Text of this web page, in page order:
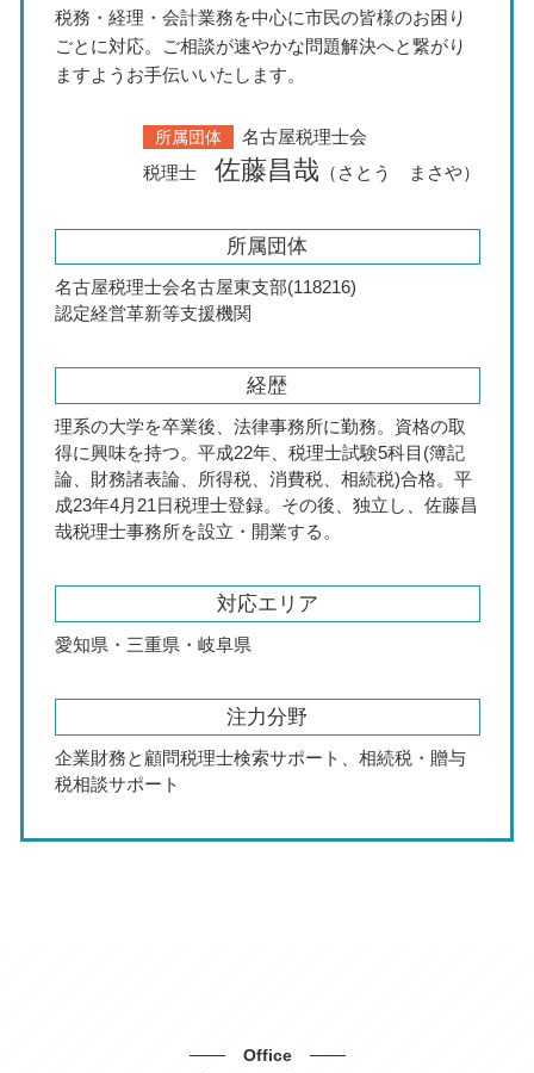
税務・経理・会計業務を中心に市民の皆様のお困り
ごとに対応。ご相談が速やかな問題解決へと繋がり
ますようお手伝いいたします。
所属団体
名古屋税理士会
税理士
佐藤昌哉 （さとう まさや）
所属団体
名古屋税理士会名古屋東支部(118216)
認定経営革新等支援機関
経歴
理系の大学を卒業後、法律事務所に勤務。資格の取
得に興味を持つ。平成22年、税理士試験5科目(簿記
論、財務諸表論、所得税、消費税、相続税)合格。平
成23年4月21日税理士登録。その後、独立し、佐藤昌
哉税理士事務所を設立・開業する。
対応エリア
愛知県・三重県・岐阜県
注力分野
企業財務と顧問税理士検索サポート、相続税・贈与
税相談サポート
Office